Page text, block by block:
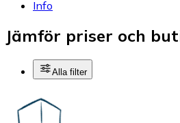
Info
Jämför priser och
Alla filter